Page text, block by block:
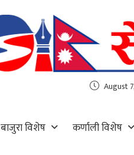
August
बाजुरा विशेष कर्णाली विशेष